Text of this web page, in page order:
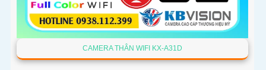
CAMERA THÂN WIFI KX-A31D